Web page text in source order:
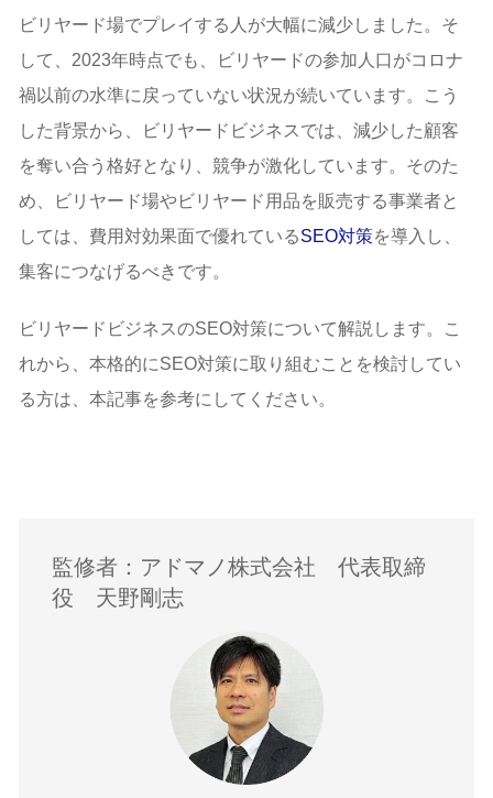
ビリヤード場でプレイする人が大幅に減少しました。そ
して、2023年時点でも、ビリヤードの参加人口がコロナ
禍以前の水準に戻っていない状況が続いています。こう
した背景から、ビリヤードビジネスでは、減少した顧客
を奪い合う格好となり、競争が激化しています。そのた
め、ビリヤード場やビリヤード用品を販売する事業者と
しては、費用対効果面で優れているSEO対策を導入し、
集客につなげるべきです。
ビリヤードビジネスのSEO対策について解説します。こ
れから、本格的にSEO対策に取り組むことを検討してい
る方は、本記事を参考にしてください。
監修者：アドマノ株式会社 代表取締
役 天野剛志